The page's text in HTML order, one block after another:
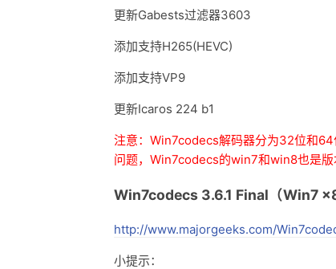
更新Gabests过滤器3603
添加支持H265(HEVC)
添加支持VP9
更新Icaros 224 b1
注意：Win7codecs解码器分为32位和
问题， Win7codecs的win7和win8也是版
Win7codecs 3.6.1 Final（Win7
http://www.majorgeeks.com/
小提示：